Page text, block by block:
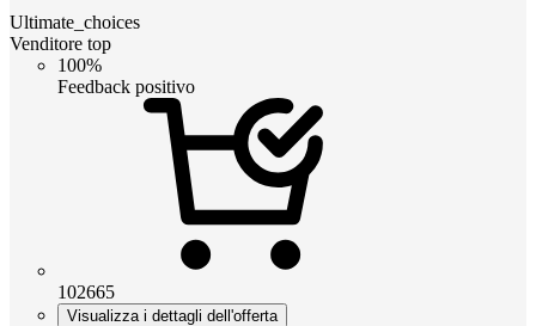
Ultimate_choices
Venditore top
100%
Feedback positivo
102665
Visualizza i dettagli dell'offerta